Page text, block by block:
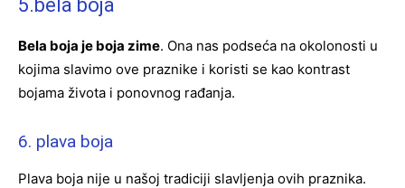
5.bela boja
Bela boja je boja zime. Ona nas podseća na okolonosti u
kojima slavimo ove praznike i koristi se kao kontrast
bojama života i ponovnog rađanja.
6. plava boja
Plava boja nije u našoj tradiciji slavljenja ovih praznika.